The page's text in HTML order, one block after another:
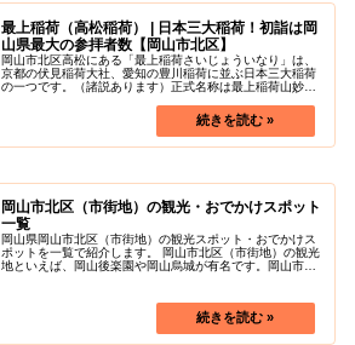
最上稲荷（高松稲荷） | 日本三大稲荷！初詣は岡
山県最大の参拝者数【岡山市北区】
岡山市北区高松にある「最上稲荷さいじょういなり」は、
京都の伏見稲荷大社、愛知の豊川稲荷に並ぶ日本三大稲荷
の一つです。（諸説あります）正式名称は最上稲荷山妙教
松稲荷たかまついなりと呼ばれるこ...
岡山市北区（市街地）の観光・おでかけスポット
一覧
岡山県岡山市北区（市街地）の観光スポット・おでかけス
ポットを一覧で紹介します。 岡山市北区（市街地）の観光
地といえば、岡山後楽園や岡山烏城が有名です。岡山市北